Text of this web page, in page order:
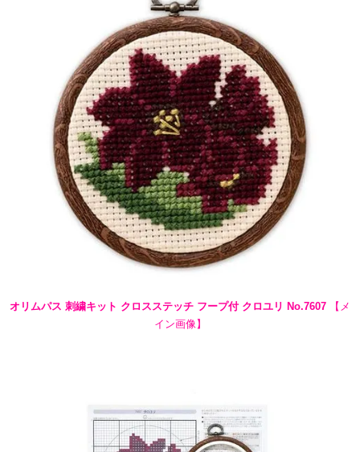
オリムパス 刺繍キット クロスステッチ フープ付 クロユリ No.7607 【メ
イン画像】